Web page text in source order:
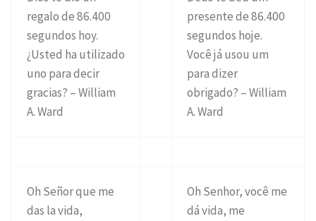
regalo de 86.400
segundos hoy.
¿Usted ha utilizado
uno para decir
gracias? – William
A. Ward
presente de 86.400
segundos hoje.
Você já usou um
para dizer
obrigado? – William
A. Ward
Oh Señor que me
das la vida,
Oh Senhor, você me
dá vida, me